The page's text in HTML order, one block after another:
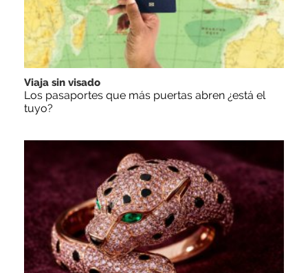
Viaja sin visado
Los pasaportes que más puertas abren ¿está el
tuyo?